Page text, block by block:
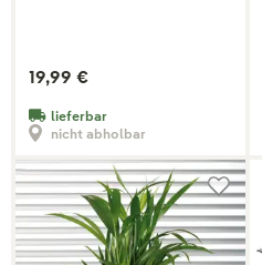
19,99 €
lieferbar
nicht abholbar